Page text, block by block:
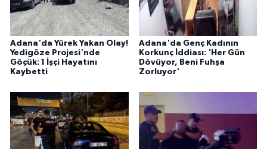
Adana'da Yürek Yakan Olay!
Yedigöze Projesi'nde
Göçük: 1 İşçi Hayatını
Kaybetti
Adana'da Genç Kadının
Korkunç İddiası: 'Her Gün
Dövüyor, Beni Fuhşa
Zorluyor'